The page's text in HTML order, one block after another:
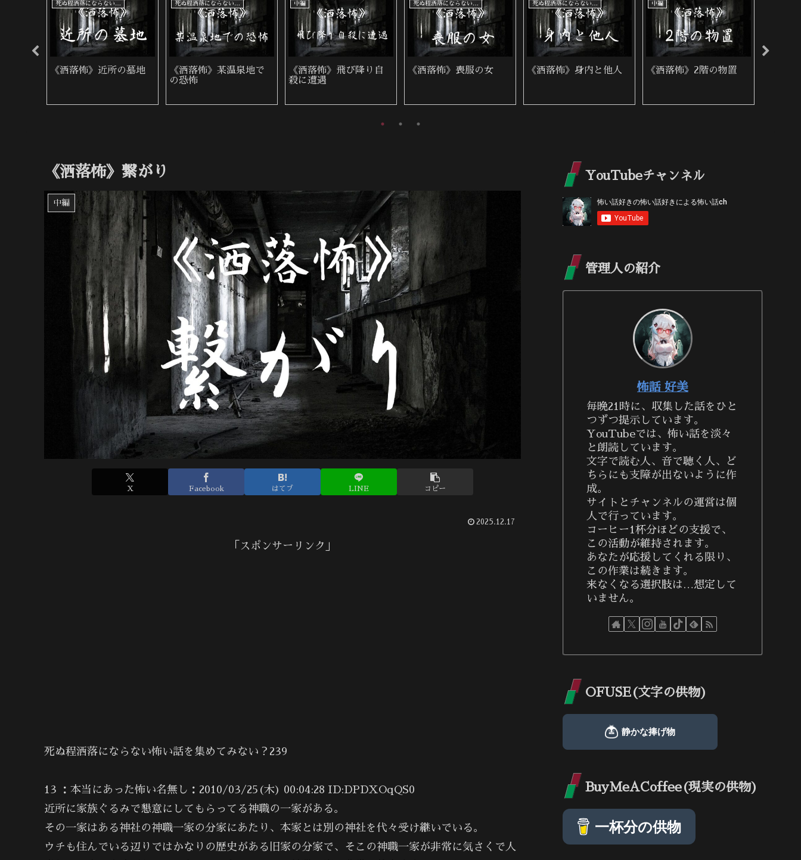
死ぬ程洒落にならない怖い話
《洒落怖》生まれつき
死ぬ程洒落にならない怖い話
《洒落怖》判子屋の警
告
死ぬ程洒落にならない怖い話
《洒落怖》地蔵の顔
死ぬ程洒落にならない怖い話
《洒落怖》繰り返す家
死ぬ程洒落にならない怖い話
《洒落怖》心霊写真を
死ぬ程洒落にならない怖い話
《洒落怖》赤
《洒落怖》繋がり
中編
X Facebook はてブ LINE コピー
2025.12.17
「スポンサーリンク」
死ぬ程洒落にならない怖い話を集めてみない？239
13 ：本当にあった怖い名無し：2010/03/25(木) 00:04:28 ID:DPDXOqQS0
近所に家族ぐるみで懇意にしてもらってる神職の一家がある。
その一家はある神社の神職一家の分家にあたり、本家とは別の神社を代々受け継いでいる。
ウチも住んでいる辺りではかなりの歴史がある旧家の分家で、そこの神職一家が非常に気さくで人
YouTubeチャンネル
管理人の紹介
怖話 好美
毎晩21時に、収集した話をひと
つずつ提示しています。
YouTubeでは、怖い話を淡々
と朗読しています。
文字で読む人、音で聴く人、ど
ちらにも支障が出ないように作
成。
サイトとチャンネルの運営は個
人で行っています。
コーヒー1杯分ほどの支援で、
この活動が維持されます。
あなたが応援してくれる限り、
この作業は続きます。
来なくなる選択肢は…想定して
いません。
OFUSE(文字の供物)
BuyMeACoffee(現実の供物)
一杯分の供物